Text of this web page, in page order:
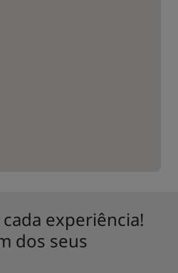
experiência!
dos seus